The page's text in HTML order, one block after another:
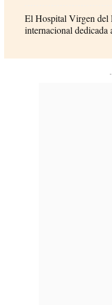
El Hospital Virgen del
internacional dedicada